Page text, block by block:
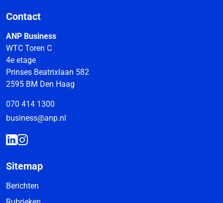
Contact
ANP Business
WTC Toren C
4e etage
Prinses Beatrixlaan 582
2595 BM Den Haag
070 414 1300
business@anp.nl
Sitemap
Berichten